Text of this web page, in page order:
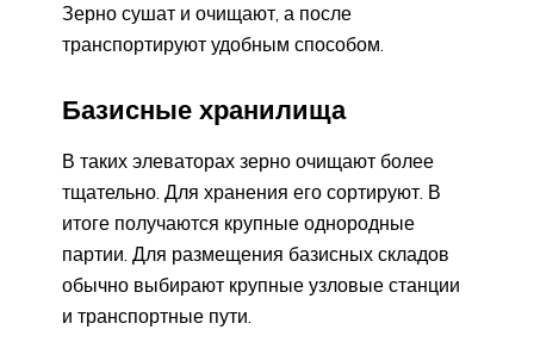
Зерно сушат и очищают, а после
транспортируют удобным способом.
Базисные хранилища
В таких элеваторах зерно очищают более
тщательно. Для хранения его сортируют. В
итоге получаются крупные однородные
партии. Для размещения базисных складов
обычно выбирают крупные узловые станции
и транспортные пути.